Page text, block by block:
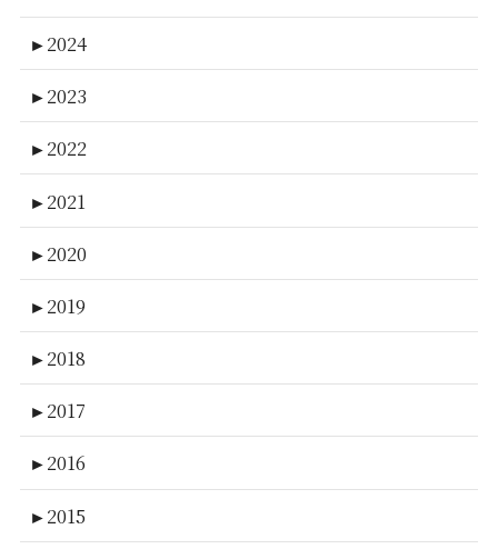
►2024
►2023
►2022
►2021
►2020
►2019
►2018
►2017
►2016
►2015